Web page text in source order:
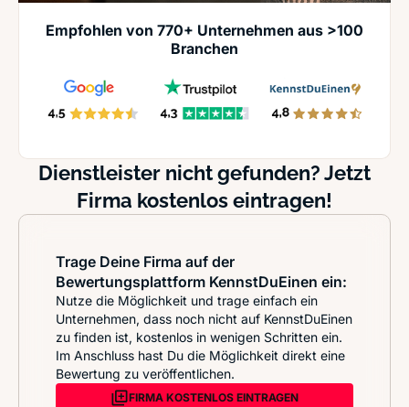
Empfohlen von 770+ Unternehmen aus >100
Branchen
Dienstleister nicht gefunden? Jetzt
Firma kostenlos eintragen!
Trage Deine Firma auf der
Bewertungsplattform KennstDuEinen ein:
Nutze die Möglichkeit und trage einfach ein
Unternehmen, dass noch nicht auf KennstDuEinen
zu finden ist, kostenlos in wenigen Schritten ein.
Im Anschluss hast Du die Möglichkeit direkt eine
Bewertung zu veröffentlichen.
FIRMA KOSTENLOS EINTRAGEN